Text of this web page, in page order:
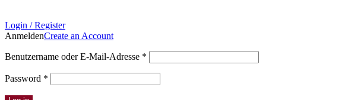
Login / Register
AnmeldenCreate an Account
Benutzername oder E-Mail-Adresse *
Password *